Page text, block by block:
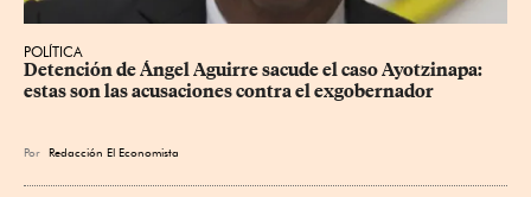
POLÍTICA
Detención de Ángel Aguirre sacude el caso Ayotzinapa:
estas son las acusaciones contra el exgobernador
Por Redacción El Economista